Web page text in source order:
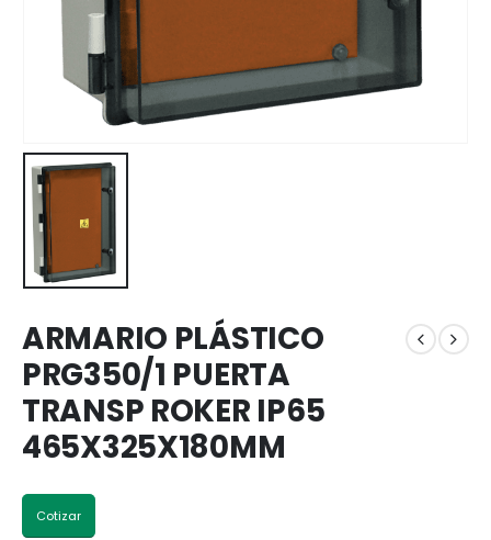
ARMARIO PLÁSTICO
PRG350/1 PUERTA
TRANSP ROKER IP65
465X325X180MM
Cotizar